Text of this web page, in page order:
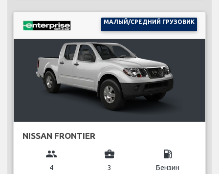
МАЛЫЙ/СРЕДНИЙ ГРУЗОВИК
NISSAN FRONTIER
group
4
business_center
3
local_gas_station
Бензин